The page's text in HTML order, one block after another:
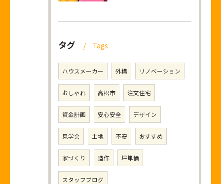
タグ Tags
ハウスメーカー 外構 リノベーション
おしゃれ 高松市 注文住宅
資金計画 安心安全 デザイン
見学会 土地 不安 おすすめ
家づくり 造作 坪単価
スタッフブログ